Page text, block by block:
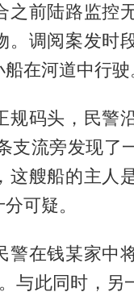
之前陆路监控
。调阅案发时
在河道中行驶
规码头，民警
支流旁发现了
这艘船的主人
可疑。
警在钱某家中
与此同时，